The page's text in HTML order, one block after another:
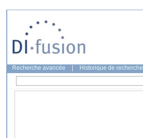
Recherche avancée Historique de recherche